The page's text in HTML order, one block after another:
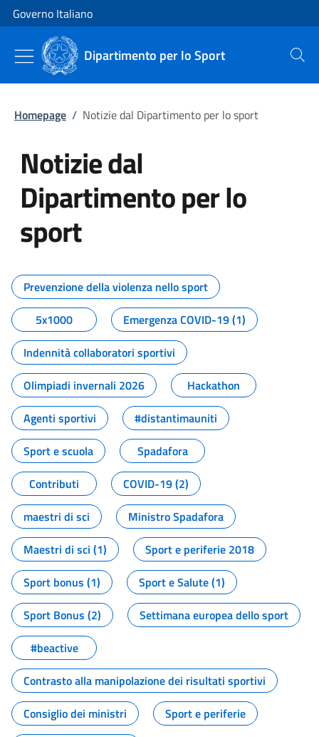
Vai al contenuto
Vai alla navigazione del sito
Governo Italiano
Dipartimento per lo Sport Cerca
Homepage / Notizie dal Dipartimento per lo sport
Notizie dal
Dipartimento per lo
sport
Tutti i contenuti della pagina
Prevenzione della violenza nello sport
5x1000
Emergenza COVID-19 (1)
Indennità collaboratori sportivi
Olimpiadi invernali 2026
Hackathon
Agenti sportivi
#distantimauniti
Sport e scuola
Spadafora
Contributi
COVID-19 (2)
maestri di sci
Ministro Spadafora
Maestri di sci (1)
Sport e periferie 2018
Sport bonus (1)
Sport e Salute (1)
Sport Bonus (2)
Settimana europea dello sport
#beactive
Contrasto alla manipolazione dei risultati sportivi
Consiglio dei ministri
Sport e periferie